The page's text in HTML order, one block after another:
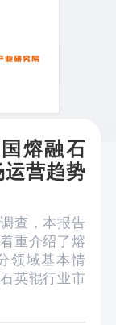
熔融石
营趋势
查，本报告
重介绍了熔
领域基本情
英辊行业市